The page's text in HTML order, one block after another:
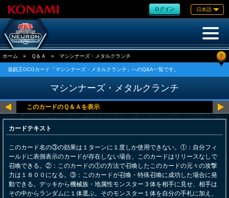
ログイン 日本語
ホーム » Ｑ＆Ａ » マシンナーズ・メタルクランチ ?
遊戯王OCGカード「マシンナーズ・メタルクランチ」へのQ&A一覧です。
マシンナーズ・メタルクランチ
カードテキスト
このカード名の③の効果は１ターンに１度しか使用できない。①：自分フィ
ールドに表側表示のカードが存在しない場合、このカードはリリースなしで
召喚できる。②：このカードの①の方法で召喚したこのカードの元々の攻撃
力は１８００になる。③：このカードが召喚・特殊召喚に成功した場合に発
動できる。デッキから機械族・地属性モンスター３体を相手に見せ、相手は
その中からランダムに１体選ぶ。そのモンスター１体を自分の手札に加え、